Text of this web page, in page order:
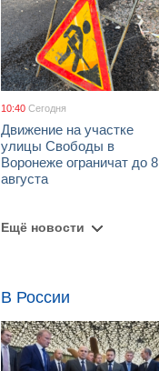
10:40 Сегодня
Движение на участке
улицы Свободы в
Воронеже ограничат до 8
августа
Ещё новости
В России